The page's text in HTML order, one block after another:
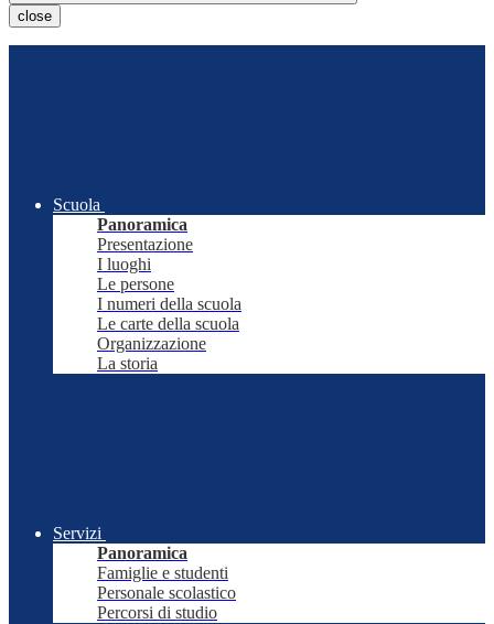
close
Scuola
Panoramica
Presentazione
I luoghi
Le persone
I numeri della scuola
Le carte della scuola
Organizzazione
La storia
Servizi
Panoramica
Famiglie e studenti
Personale scolastico
Percorsi di studio